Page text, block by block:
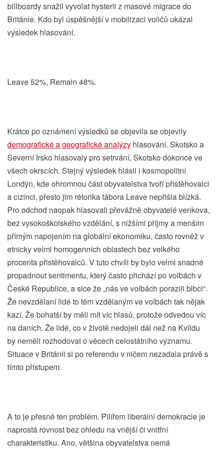
billboardy snažil vyvolat hysterii z masové migrace do
Británie. Kdo byl úspěšnější v mobilizaci voličů ukázal
výsledek hlasování.
Leave 52%, Remain 48%.
Krátce po oznámení výsledků se objevila se objevily
demografické a geografické analýzy hlasování. Skotsko a
Severní Irsko hlasovaly pro setrvání, Skotsko dokonce ve
všech okrscích. Stejný výsledek hlásil i kosmopolitní
Londýn, kde ohromnou část obyvatelstva tvoří přistěhovalci
a cizinci, přesto jim rétorika tábora Leave nepřišla blízká.
Pro odchod naopak hlasovali převážně obyvatelé venkova,
bez vysokoškolského vzdělání, s nižšími příjmy a menším
přímým napojením na globální ekonomiku, často rovněž v
etnicky velmi homogenních oblastech bez velkého
procenta přistěhovalců. V tuto chvíli by bylo velmi snadné
propadnout sentimentu, který často přichází po volbách v
České Republice, a sice že „nás ve volbách porazili blbci“.
Že nevzdělaní lidé to těm vzdělaným ve volbách tak nějak
kazí. Že bohatší by měli mít víc hlasů, protože odvedou víc
na daních. Že lidé, co v životě nedojeli dál než na Kvildu
by neměli rozhodovat o věcech celostátního významu.
Situace v Británii si po referendu v ničem nezadala právě s
tímto přístupem.
A to je přesně ten problém. Pilířem liberální demokracie je
naprostá rovnost bez ohledu na vnější či vnitřní
charakteristiku. Ano, většina obyvatelstva nemá